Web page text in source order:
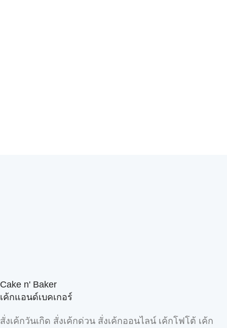
Cake n' Baker
เค้กแอนด์เบคเกอร์
สั่งเค้กวันเกิด สั่งเค้กด่วน สั่งเค้กออนไลน์ เค้กโฟโต้ เค้ก